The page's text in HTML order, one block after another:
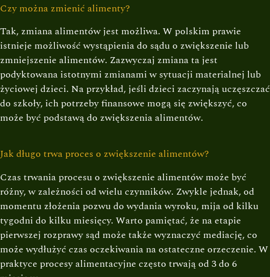
Czy można zmienić alimenty?
Tak, zmiana alimentów jest możliwa. W polskim prawie
istnieje możliwość wystąpienia do sądu o zwiększenie lub
zmniejszenie alimentów. Zazwyczaj zmiana ta jest
podyktowana istotnymi zmianami w sytuacji materialnej lub
życiowej dzieci. Na przykład, jeśli dzieci zaczynają uczęszczać
do szkoły, ich potrzeby finansowe mogą się zwiększyć, co
może być podstawą do zwiększenia alimentów.
Jak długo trwa proces o zwiększenie alimentów?
Czas trwania procesu o zwiększenie alimentów może być
różny, w zależności od wielu czynników. Zwykle jednak, od
momentu złożenia pozwu do wydania wyroku, mija od kilku
tygodni do kilku miesięcy. Warto pamiętać, że na etapie
pierwszej rozprawy sąd może także wyznaczyć mediację, co
może wydłużyć czas oczekiwania na ostateczne orzeczenie. W
praktyce procesy alimentacyjne często trwają od 3 do 6